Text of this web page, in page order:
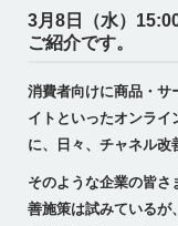
3月8日（水）
ご紹介です。
消費者向けに商品・サ
イトといったオンライ
に、日々、チャネル改
そのような企業の皆さ
善施策は試みているが